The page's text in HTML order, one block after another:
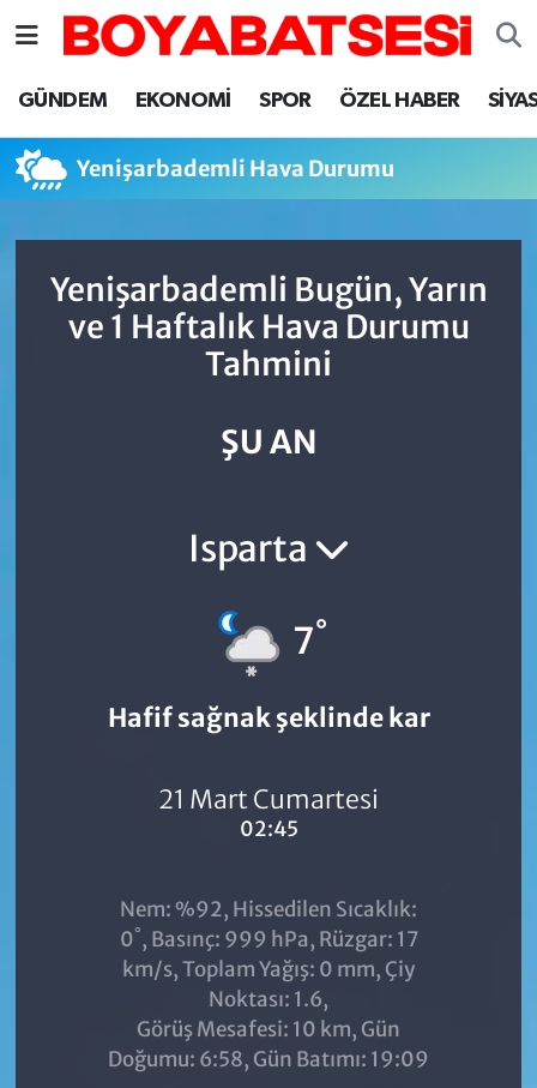
GÜNDEM EKONOMİ SPOR ÖZEL HABER
Yenişarbademli Hava Durumu
Yenişarbademli Bugün, Yarın
ve 1 Haftalık Hava Durumu
Tahmini
ŞU AN
Isparta
7°
Hafif sağnak şeklinde kar
21 Mart Cumartesi
02:45
Nem: %92, Hissedilen Sıcaklık:
0°, Basınç: 999 hPa, Rüzgar: 17
km/s, Toplam Yağış: 0 mm, Çiy
Noktası: 1.6,
Görüş Mesafesi: 10 km, Gün
Doğumu: 6:58, Gün Batımı: 19:09
Sinop Nöbetçi Eczaneler
Sinop Hava Durumu
Sinop Trafik Yoğunluk Haritası
Süper Lig Puan Durumu ve Fikstür
Son Dakika Haberleri